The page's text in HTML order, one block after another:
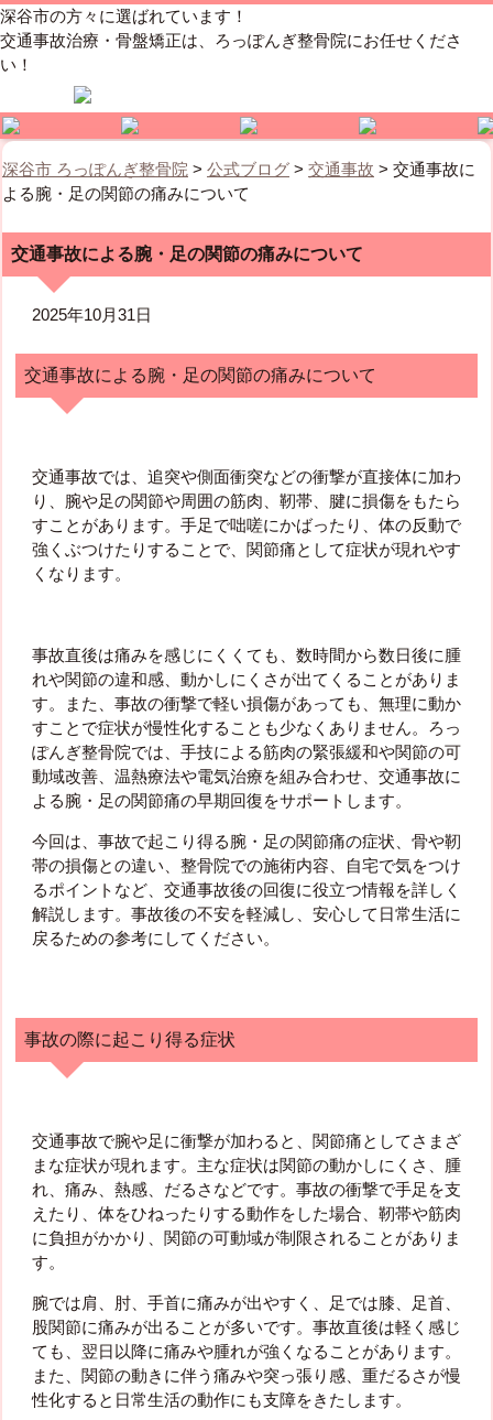
深谷市の方々に選ばれています！
交通事故治療・骨盤矯正は、ろっぽんぎ整骨院にお任せくださ
い！
深谷市 ろっぽんぎ整骨院 > 公式ブログ > 交通事故 > 交通事故に
よる腕・足の関節の痛みについて
交通事故による腕・足の関節の痛みについて
2025年10月31日
交通事故による腕・足の関節の痛みについて
交通事故では、追突や側面衝突などの衝撃が直接体に加わ
り、腕や足の関節や周囲の筋肉、靭帯、腱に損傷をもたら
すことがあります。手足で咄嗟にかばったり、体の反動で
強くぶつけたりすることで、関節痛として症状が現れやす
くなります。
事故直後は痛みを感じにくくても、数時間から数日後に腫
れや関節の違和感、動かしにくさが出てくることがありま
す。また、事故の衝撃で軽い損傷があっても、無理に動か
すことで症状が慢性化することも少なくありません。ろっ
ぽんぎ整骨院では、手技による筋肉の緊張緩和や関節の可
動域改善、温熱療法や電気治療を組み合わせ、交通事故に
よる腕・足の関節痛の早期回復をサポートします。
今回は、事故で起こり得る腕・足の関節痛の症状、骨や靭
帯の損傷との違い、整骨院での施術内容、自宅で気をつけ
るポイントなど、交通事故後の回復に役立つ情報を詳しく
解説します。事故後の不安を軽減し、安心して日常生活に
戻るための参考にしてください。
事故の際に起こり得る症状
交通事故で腕や足に衝撃が加わると、関節痛としてさまざ
まな症状が現れます。主な症状は関節の動かしにくさ、腫
れ、痛み、熱感、だるさなどです。事故の衝撃で手足を支
えたり、体をひねったりする動作をした場合、靭帯や筋肉
に負担がかかり、関節の可動域が制限されることがありま
す。
腕では肩、肘、手首に痛みが出やすく、足では膝、足首、
股関節に痛みが出ることが多いです。事故直後は軽く感じ
ても、翌日以降に痛みや腫れが強くなることがあります。
また、関節の動きに伴う痛みや突っ張り感、重だるさが慢
性化すると日常生活の動作にも支障をきたします。